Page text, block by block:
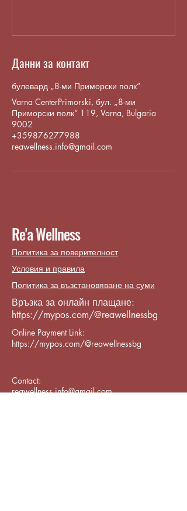
Данни за контакт
булевард „8-ми Приморски полк“
Varna CenterPrimorski, бул. „8-ми
Приморски полк“ 119, Varna, Bulgaria
9002
+359876277988
reawellness.info@gmail.com
Re'a Wellness
Политика за поверителност
Условия и правила
Политика за възстановяване на суми
Връзка за онлайн плащане:
https://mypos.com/@reawellnessbg
Online Payment Link:
https://mypos.com/@reawellnessbg
Contact:
reawellness.info@gmail.com